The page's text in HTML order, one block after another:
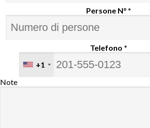
Persone N° *
Telefono *
+1
Note